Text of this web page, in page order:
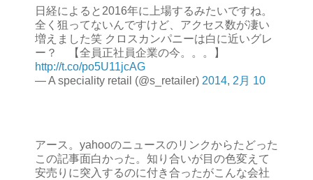
日経によると2016年に上場するみたいですね。
全く狙ってないんですけど、アクセス数が凄い
増えました笑 クロスカンパニーは白に近いグレ
ー？ 【全員正社員企業の今。。。】
http://t.co/po5U11jcAG
— A speciality retail (@s_retailer) 2014, 2月 10
アース。yahooのニュースのリンクからたどった
この記事面白かった。知り合いが目の色変えて
安売りに突入するのに付き合ったがこんな会社